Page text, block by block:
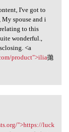
I've got to
My spouse and i
to this
wonderful.,
<a
product">ilia拋
">https://luck